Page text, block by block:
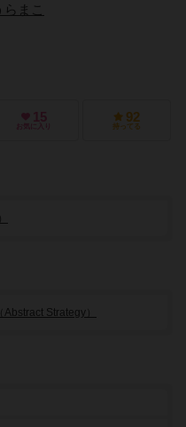
らまこ
15
お気に入り
92
持ってる
Abstract Strategy）